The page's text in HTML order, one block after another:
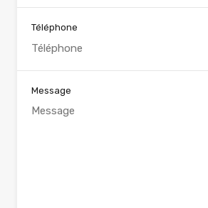
Téléphone
Message